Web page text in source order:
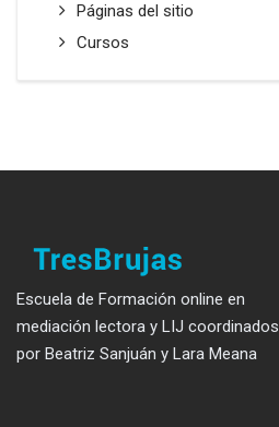
Páginas del sitio
Cursos
Escuela de Formación online en
mediación lectora y LIJ coordinados
por Beatriz Sanjuán y Lara Meana